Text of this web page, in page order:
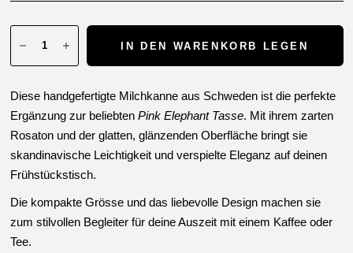
IN DEN WARENKORB LEGEN
Diese handgefertigte Milchkanne aus Schweden ist die perfekte
Ergänzung zur beliebten Pink Elephant Tasse. Mit ihrem zarten
Rosaton und der glatten, glänzenden Oberfläche bringt sie
skandinavische Leichtigkeit und verspielte Eleganz auf deinen
Frühstückstisch.
Die kompakte Grösse und das liebevolle Design machen sie
zum stilvollen Begleiter für deine Auszeit mit einem Kaffee oder
Tee.